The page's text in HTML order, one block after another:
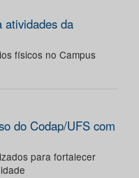
atividades da
físicos no Campus
do Codap/UFS com
para fortalecer